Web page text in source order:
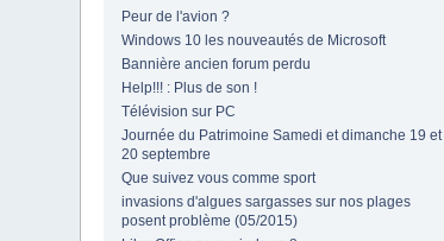
Peur de l'avion ?
Windows 10 les nouveautés de Microsoft
Bannière ancien forum perdu
Help!!! : Plus de son !
Télévision sur PC
Journée du Patrimoine Samedi et dimanche 19 et
20 septembre
Que suivez vous comme sport
invasions d'algues sargasses sur nos plages
posent problème (05/2015)